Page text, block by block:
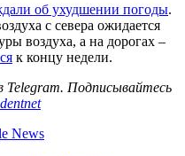
об ухудшении погоды.
с севера ожидается
воздуха, а на дорогах –
к концу недели.
Telegram. Подписывайтесь
News